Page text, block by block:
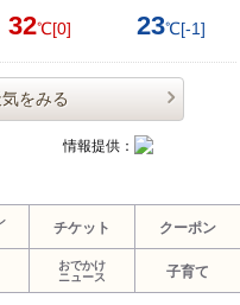
32℃[0] 23℃[-1]
をみる
情報提供：
チケット クーポン
おでかけ
ニュース
子育て